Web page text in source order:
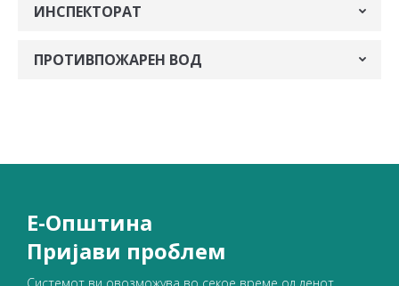
ИНСПЕКТОРАТ
ПРОТИВПОЖАРЕН ВОД
Е-Општина
Пријави проблем
Системот ви овозможува во секое време од денот,